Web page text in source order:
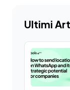
Ultimi